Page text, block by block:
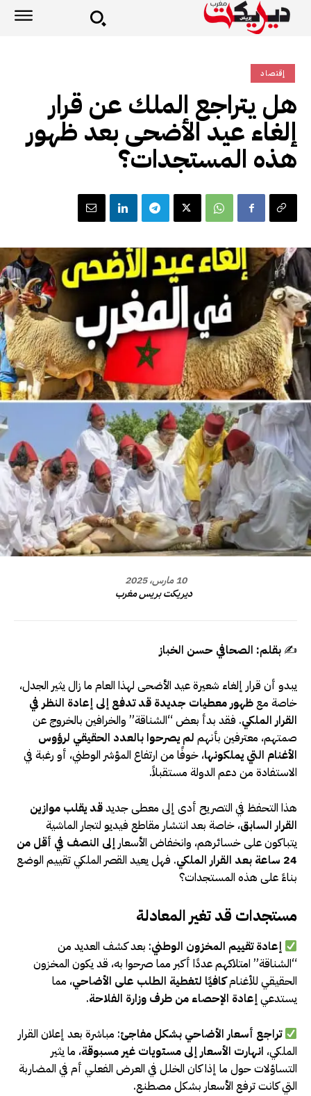
إقتصاد
هل يتراجع الملك عن قرار
إلغاء عيد الأضحى بعد ظهور
هذه المستجدات؟
10 مارس، 2025
ديريكت بريس مغرب
✍ بقلم: الصحافي حسن الخباز
يبدو أن قرار إلغاء شعيرة عيد الأضحى لهذا العام ما زال يثير الجدل،
خاصة معظهور معطيات جديدة قد تدفع إلى إعادة النظر في
القرار الملكي. فقد بدأ بعض “الشناقة” والخرافين بالخروج عن
صمتهم، معترفين بأنهم لم يصرحوا بالعدد الحقيقي لرؤوس
الأغنام التي يملكونها، خوفًا من ارتفاع المؤشر الوطني، أو رغبة في
الاستفادة من دعم الدولة مستقبلاً.
هذا التحفظ في التصريح أدى إلى معطى جديدقد يقلب موازين
القرار السابق، خاصة بعد انتشار مقاطع فيديو لتجار الماشية
يتباكون على خسائرهم، وانخفاض الأسعار إلى النصف في أقل من
24 ساعة بعد القرار الملكي
. فهل يعيد القصر الملكي تقييم الوضع
بناءً على هذه المستجدات؟
مستجدات قد تغير المعادلة
إعادة تقييم المخزون الوطني: بعد كشف العديد من
“الشناقة” امتلاكهم عددًا أكبر مما صرحوا به، قد يكون المخزون
الحقيقي للأغنامكافيًا لتغطية الطلب على الأضاحي، مما
يستدعيإعادة الإحصاء من طرف وزارة الفلاحة.
تراجع أسعار الأضاحي بشكل مفاجئ: مباشرة بعد إعلان القرار
الملكي، انهارت الأسعار إلى مستويات غير مسبوقة، ما يثير
التساؤلات حول ما إذا كان الخلل في العرض الفعلي أم في المضاربة
التي كانت ترفع الأسعار بشكل مصطنع.